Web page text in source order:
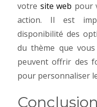
votre site web pour
action. Il est
disponibilité des
du thème que
peuvent offrir des
pour personnaliser